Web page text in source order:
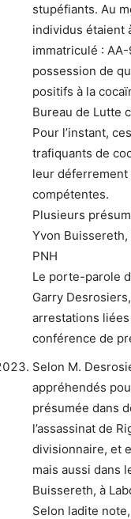
stupéfiants. Au
individus étaient
immatriculé :
possession de
positifs à la
Bureau de Lutte
Pour l’instant,
trafiquants de
leur
compétentes.
Plusieurs
Yvon
PNH
Le porte-parole
Garry
arrestations
conférence de
Selon M.
appréhendés
présumée dans
l’assassinat de
divisionnaire, et
mais aussi dans
Buissereth, à
Selon ladite